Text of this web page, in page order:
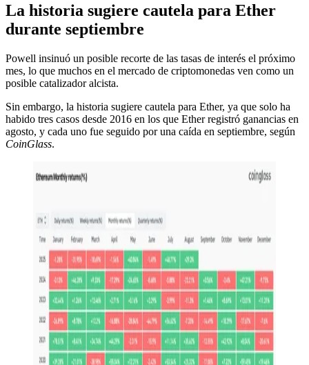
La historia sugiere cautela para Ether
durante septiembre
Powell insinuó un posible recorte de las tasas de interés el próximo
mes, lo que muchos en el mercado de criptomonedas ven como un
posible catalizador alcista.
Sin embargo, la historia sugiere cautela para Ether, ya que solo ha
habido tres casos desde 2016 en los que Ether registró ganancias en
agosto, y cada uno fue seguido por una caída en septiembre, según
CoinGlass.